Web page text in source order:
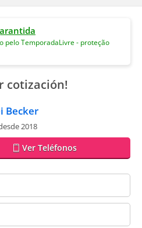
pelo TemporadaLivre - proteção
cotización!
Becker
2018
Ver Teléfonos